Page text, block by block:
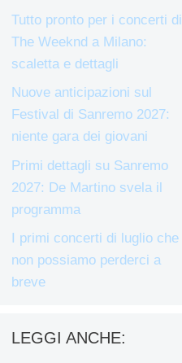
Tutto pronto per i concerti di
The Weeknd a Milano:
scaletta e dettagli
Nuove anticipazioni sul
Festival di Sanremo 2027:
niente gara dei giovani
Primi dettagli su Sanremo
2027: De Martino svela il
programma
I primi concerti di luglio che
non possiamo perderci a
breve
LEGGI ANCHE: